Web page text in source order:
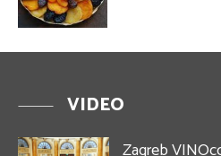
VIDEO
Zagreb